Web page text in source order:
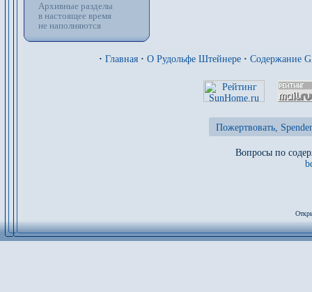
Архивные разделы
в настоящее время
не наполняются
· Главная · О Рудольфе Штейнере · Содержание
Пожертвовать,
Вопросы по